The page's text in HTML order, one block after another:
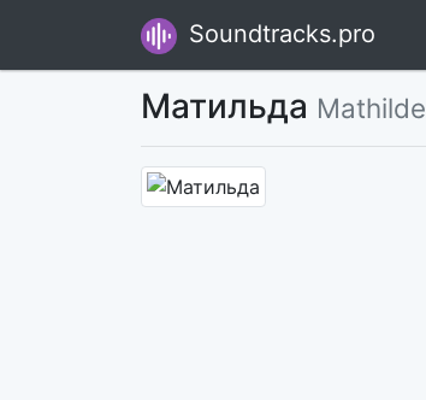
Soundtracks.pro
Матильда Mathilde